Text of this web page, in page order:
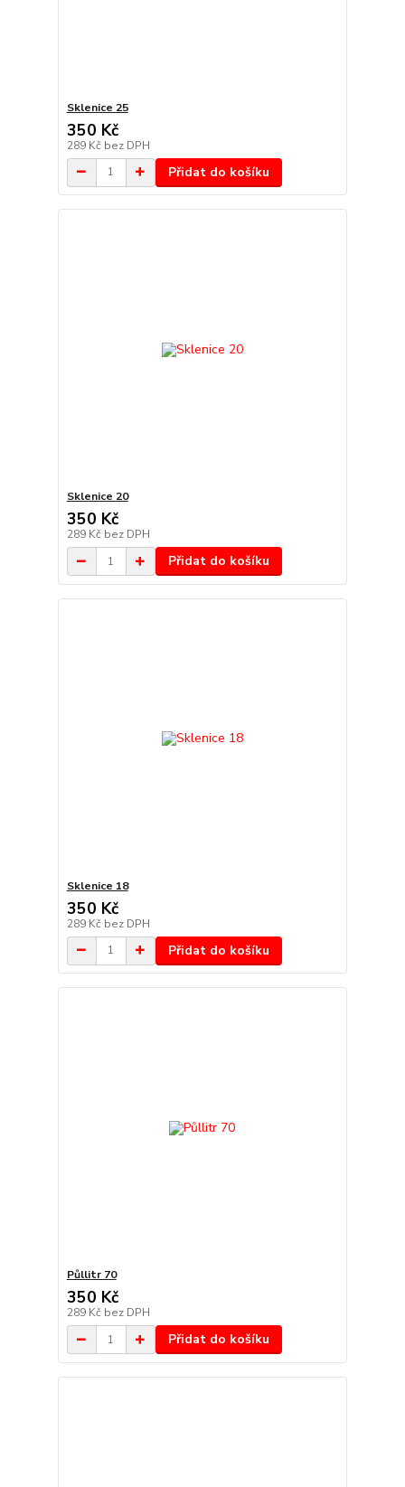
Sklenice 25
350 Kč
289 Kč bez DPH
Přidat do košíku
Sklenice 20
350 Kč
289 Kč bez DPH
Přidat do košíku
Sklenice 18
350 Kč
289 Kč bez DPH
Přidat do košíku
Půllitr 70
350 Kč
289 Kč bez DPH
Přidat do košíku